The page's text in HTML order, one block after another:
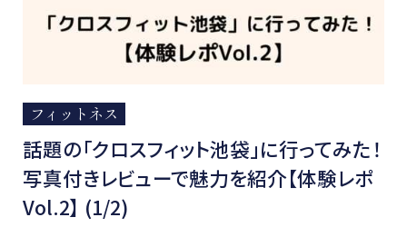
フィットネス
話題の「クロスフィット池袋」に行ってみた！
写真付きレビューで魅力を紹介【体験レポ
Vol.2】 (1/2)